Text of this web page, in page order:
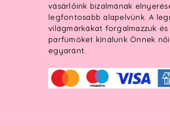
vásárlóink bizalmának
legfontosabb alapelvünk. A
világmárkákat forgalmazzuk
parfümöket kínálunk Önnek
egyaránt.